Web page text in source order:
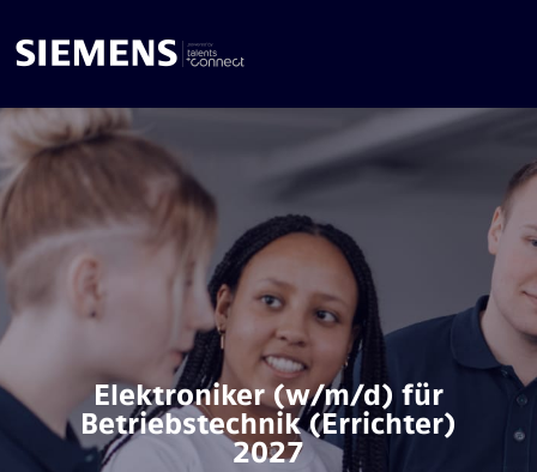
Elektroniker (w/m/d) für
Betriebstechnik (Errichter)
2027